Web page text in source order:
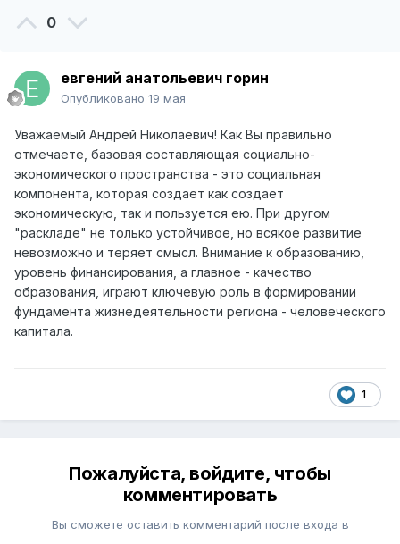
0
евгений анатольевич горин
Опубликовано 19 мая
Уважаемый Андрей Николаевич! Как Вы правильно
отмечаете, базовая составляющая социально-
экономического пространства - это социальная
компонента, которая создает как создает
экономическую, так и пользуется ею. При другом
"раскладе" не только устойчивое, но всякое развитие
невозможно и теряет смысл. Внимание к образованию,
уровень финансирования, а главное - качество
образования, играют ключевую роль в формировании
фундамента жизнедеятельности региона - человеческого
капитала.
1
Пожалуйста, войдите, чтобы
комментировать
Вы сможете оставить комментарий после входа в